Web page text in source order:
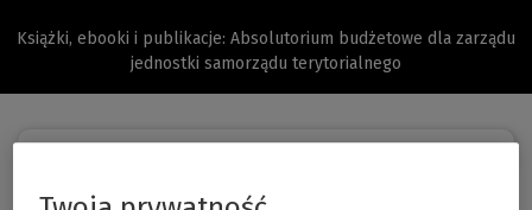
Książki, ebooki i publikacje: Absolutorium budżetowe dla zarządu
jednostki samorządu terytorialnego